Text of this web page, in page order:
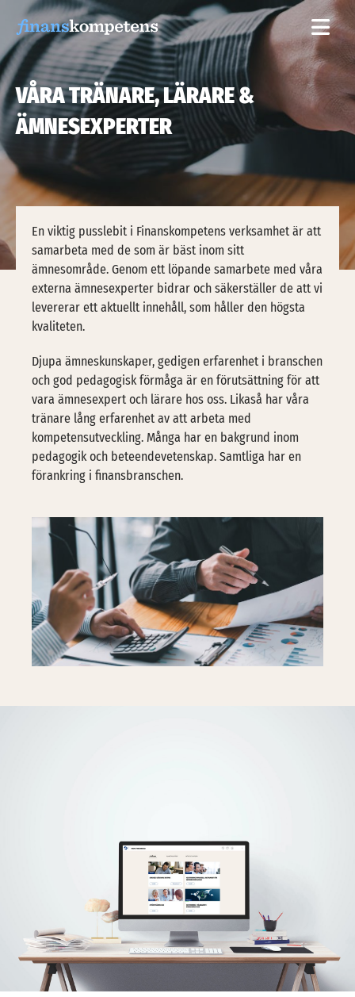
Hoppa till innehållet
VÅRA TRÄNARE, LÄRARE &
ÄMNESEXPERTER
En viktig pusslebit i Finanskompetens verksamhet är att
samarbeta med de som är bäst inom sitt
ämnesområde. Genom ett löpande samarbete med våra
externa ämnesexperter bidrar och säkerställer de att vi
levererar ett aktuellt innehåll, som håller den högsta
kvaliteten.
Djupa ämneskunskaper, gedigen erfarenhet i branschen
och god pedagogisk förmåga är en förutsättning för att
vara ämnesexpert och lärare hos oss. Likaså har våra
tränare lång erfarenhet av att arbeta med
kompetensutveckling. Många har en bakgrund inom
pedagogik och beteendevetenskap. Samtliga har en
förankring i finansbranschen.